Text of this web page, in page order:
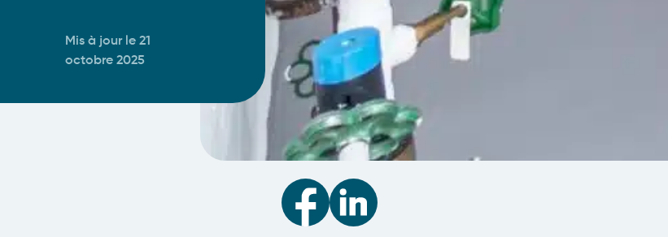
Mis à jour le 21
octobre 2025